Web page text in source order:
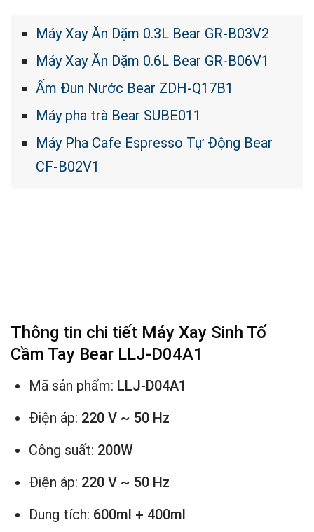
Máy Xay Ăn Dặm 0.3L Bear GR-B03V2
Máy Xay Ăn Dặm 0.6L Bear GR-B06V1
Ấm Đun Nước Bear ZDH-Q17B1
Máy pha trà Bear SUBE011
Máy Pha Cafe Espresso Tự Động Bear
CF-B02V1
Thông tin chi tiết Máy Xay Sinh Tố
Cầm Tay Bear LLJ-D04A1
Mã sản phẩm: LLJ-D04A1
Điện áp: 220 V ~ 50 Hz
Công suất: 200W
Điện áp: 220 V ~ 50 Hz
Dung tích: 600ml + 400ml